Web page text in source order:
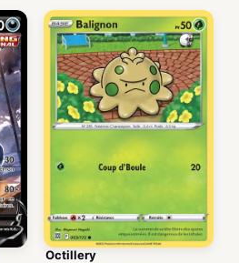
Octillery